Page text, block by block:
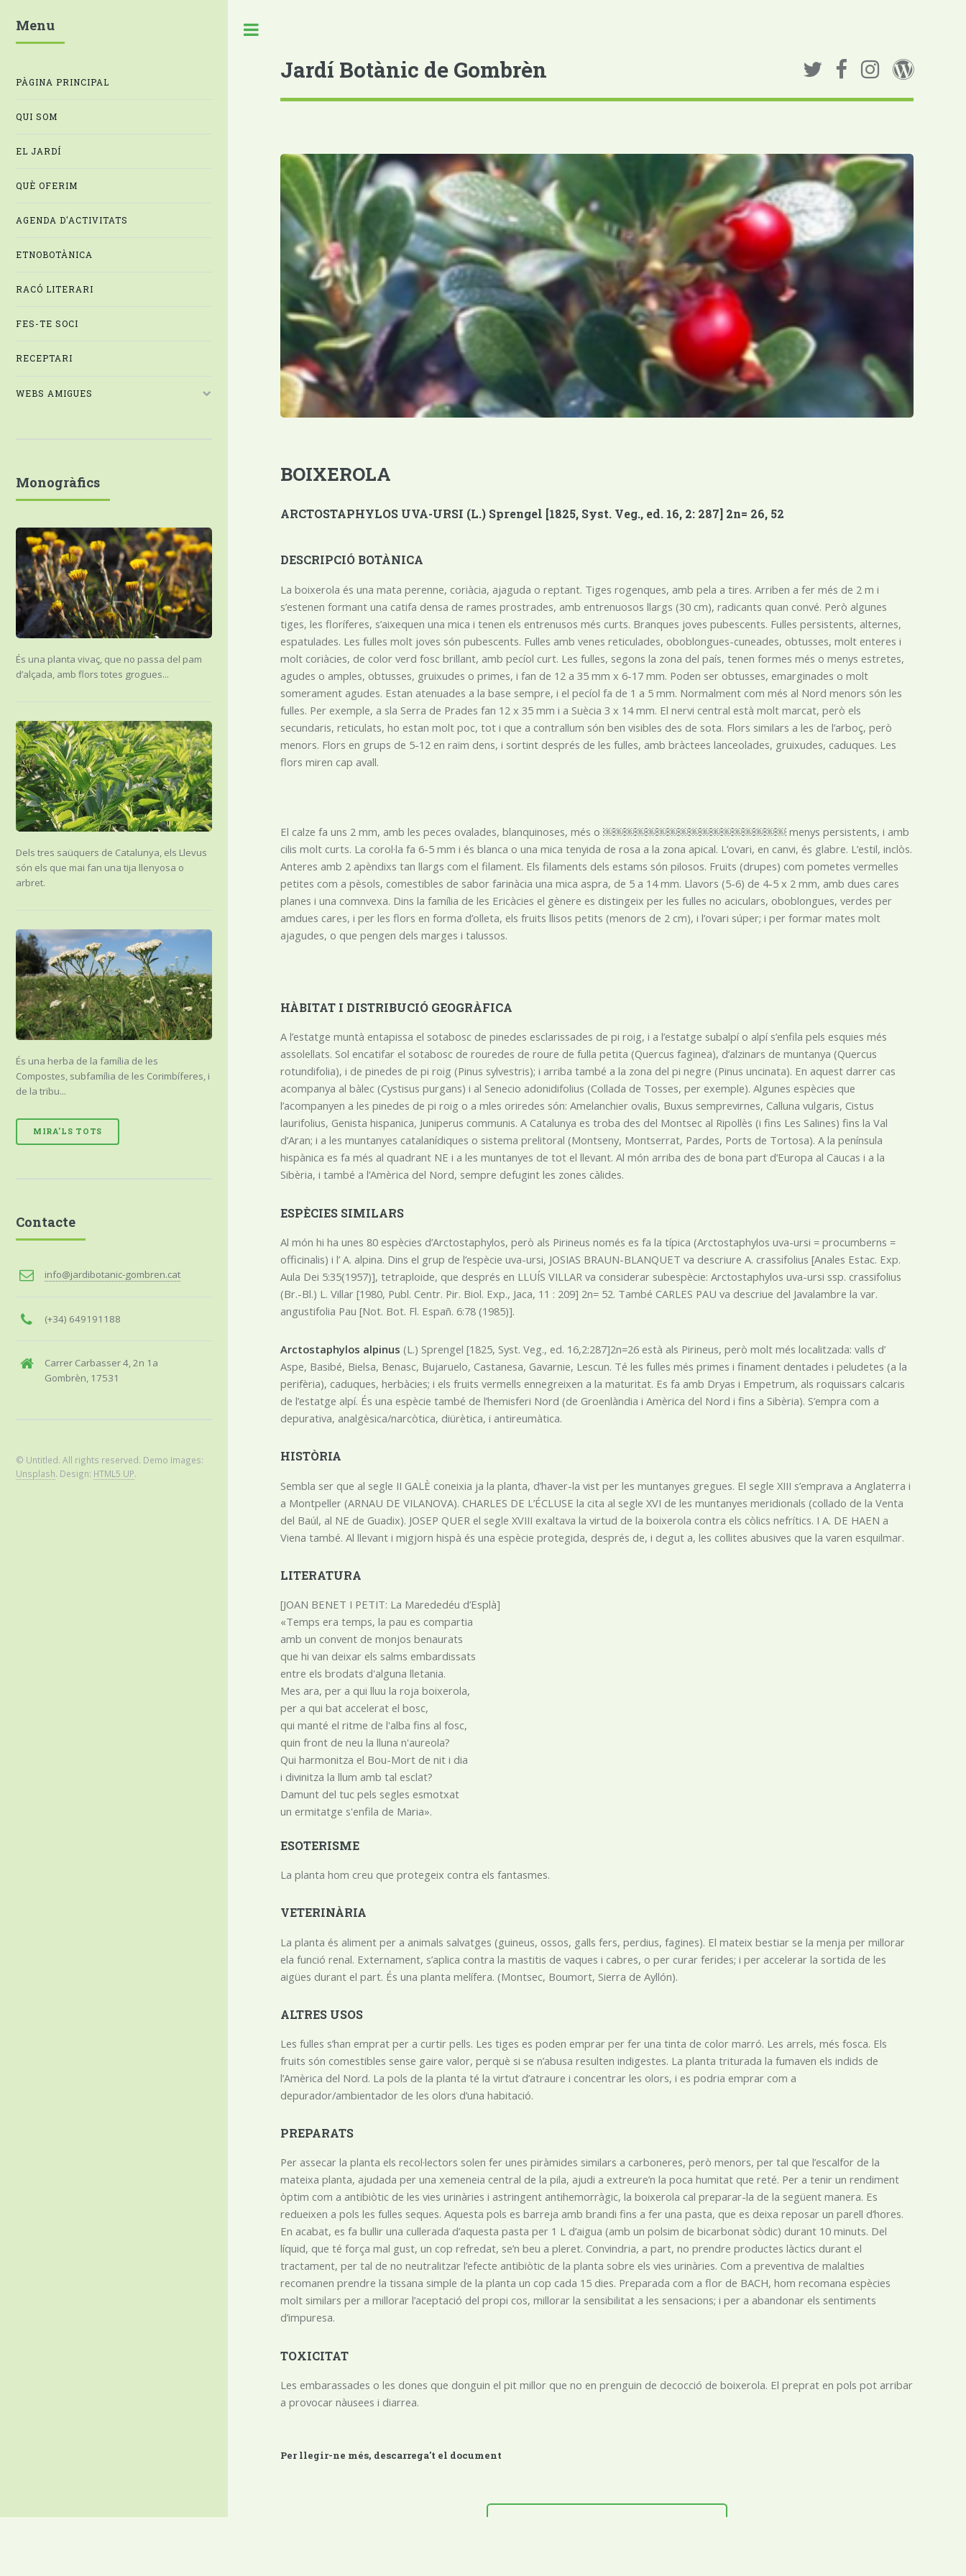
Jardí Botànic de Gombrèn
BOIXEROLA
ARCTOSTAPHYLOS UVA-URSI (L.) Sprengel [1825, Syst. Veg., ed. 16, 2: 287] 2n= 26, 52
DESCRIPCIÓ BOTÀNICA
La boixerola és una mata perenne, coriàcia, ajaguda o reptant. Tiges rogenques, amb pela a tires. Arriben a fer més de 2 m i
s’estenen formant una catifa densa de rames prostrades, amb entrenuosos llargs (30 cm), radicants quan convé. Però algunes
tiges, les floríferes, s’aixequen una mica i tenen els entrenusos més curts. Branques joves pubescents. Fulles persistents, alternes,
espatulades. Les fulles molt joves són pubescents. Fulles amb venes reticulades, oboblongues-cuneades, obtusses, molt enteres i
molt coriàcies, de color verd fosc brillant, amb pecíol curt. Les fulles, segons la zona del país, tenen formes més o menys estretes,
agudes o amples, obtusses, gruixudes o primes, i fan de 12 a 35 mm x 6-17 mm. Poden ser obtusses, emarginades o molt
somerament agudes. Estan atenuades a la base sempre, i el pecíol fa de 1 a 5 mm. Normalment com més al Nord menors són les
fulles. Per exemple, a sla Serra de Prades fan 12 x 35 mm i a Suècia 3 x 14 mm. El nervi central està molt marcat, però els
secundaris, reticulats, ho estan molt poc, tot i que a contrallum són ben visibles des de sota. Flors similars a les de l’arboç, però
menors. Flors en grups de 5-12 en raïm dens, i sortint després de les fulles, amb bràctees lanceolades, gruixudes, caduques. Les
flors miren cap avall.
El calze fa uns 2 mm, amb les peces ovalades, blanquinoses, més o ￼￼￼￼￼￼￼￼￼￼￼￼￼￼￼￼￼ menys persistents, i amb
cilis molt curts. La corol·la fa 6-5 mm i és blanca o una mica tenyida de rosa a la zona apical. L’ovari, en canvi, és glabre. L’estil, inclòs.
Anteres amb 2 apèndixs tan llargs com el filament. Els filaments dels estams són pilosos. Fruits (drupes) com pometes vermelles
petites com a pèsols, comestibles de sabor farinàcia una mica aspra, de 5 a 14 mm. Llavors (5-6) de 4-5 x 2 mm, amb dues cares
planes i una comnvexa. Dins la família de les Ericàcies el gènere es distingeix per les fulles no aciculars, oboblongues, verdes per
amdues cares, i per les flors en forma d’olleta, els fruits llisos petits (menors de 2 cm), i l’ovari súper; i per formar mates molt
ajagudes, o que pengen dels marges i talussos.
HÀBITAT I DISTRIBUCIÓ GEOGRÀFICA
A l’estatge muntà entapissa el sotabosc de pinedes esclarissades de pi roig, i a l’estatge subalpí o alpí s’enfila pels esquies més
assolellats. Sol encatifar el sotabosc de rouredes de roure de fulla petita (Quercus faginea), d’alzinars de muntanya (Quercus
rotundifolia), i de pinedes de pi roig (Pinus sylvestris); i arriba també a la zona del pi negre (Pinus uncinata). En aquest darrer cas
acompanya al bàlec (Cystisus purgans) i al Senecio adonidifolius (Collada de Tosses, per exemple). Algunes espècies que
l’acompanyen a les pinedes de pi roig o a mles oriredes són: Amelanchier ovalis, Buxus semprevirnes, Calluna vulgaris, Cistus
laurifolius, Genista hispanica, Juniperus communis. A Catalunya es troba des del Montsec al Ripollès (i fins Les Salines) fins la Val
d’Aran; i a les muntanyes catalanídiques o sistema prelitoral (Montseny, Montserrat, Pardes, Ports de Tortosa). A la península
hispànica es fa més al quadrant NE i a les muntanyes de tot el llevant. Al món arriba des de bona part d’Europa al Caucas i a la
Sibèria, i també a l’Amèrica del Nord, sempre defugint les zones càlides.
ESPÈCIES SIMILARS
Al món hi ha unes 80 espècies d’Arctostaphylos, però als Pirineus només es fa la típica (Arctostaphylos uva-ursi = procumberns =
officinalis) i l’ A. alpina. Dins el grup de l’espècie uva-ursi, JOSIAS BRAUN-BLANQUET va descriure A. crassifolius [Anales Estac. Exp.
Aula Dei 5:35(1957)], tetraploide, que després en LLUÍS VILLAR va considerar subespècie: Arctostaphylos uva-ursi ssp. crassifolius
(Br.-Bl.) L. Villar [1980, Publ. Centr. Pir. Biol. Exp., Jaca, 11 : 209] 2n= 52. També CARLES PAU va descriue del Javalambre la var.
angustifolia Pau [Not. Bot. Fl. Españ. 6:78 (1985)].
Arctostaphylos alpinus (L.) Sprengel [1825, Syst. Veg., ed. 16,2:287]2n=26 està als Pirineus, però molt més localitzada: valls d’
Aspe, Basibé, Bielsa, Benasc, Bujaruelo, Castanesa, Gavarnie, Lescun. Té les fulles més primes i finament dentades i peludetes (a la
perifèria), caduques, herbàcies; i els fruits vermells ennegreixen a la maturitat. Es fa amb Dryas i Empetrum, als roquissars calcaris
de l’estatge alpí. És una espècie també de l’hemisferi Nord (de Groenlàndia i Amèrica del Nord i fins a Sibèria). S’empra com a
depurativa, analgèsica/narcòtica, diürètica, i antireumàtica.
HISTÒRIA
Sembla ser que al segle II GALÈ coneixia ja la planta, d’haver-la vist per les muntanyes gregues. El segle XIII s’emprava a Anglaterra i
a Montpeller (ARNAU DE VILANOVA). CHARLES DE L’ÉCLUSE la cita al segle XVI de les muntanyes meridionals (collado de la Venta
del Baúl, al NE de Guadix). JOSEP QUER el segle XVIII exaltava la virtud de la boixerola contra els còlics nefrítics. I A. DE HAEN a
Viena també. Al llevant i migjorn hispà és una espècie protegida, després de, i degut a, les collites abusives que la varen esquilmar.
LITERATURA
[JOAN BENET I PETIT: La Marededéu d’Esplà]
«Temps era temps, la pau es compartia
amb un convent de monjos benaurats
que hi van deixar els salms embardissats
entre els brodats d'alguna lletania.
Mes ara, per a qui lluu la roja boixerola,
per a qui bat accelerat el bosc,
qui manté el ritme de l'alba fins al fosc,
quin front de neu la lluna n'aureola?
Qui harmonitza el Bou-Mort de nit i dia
i divinitza la llum amb tal esclat?
Damunt del tuc pels segles esmotxat
un ermitatge s'enfila de Maria».
ESOTERISME
La planta hom creu que protegeix contra els fantasmes.
VETERINÀRIA
La planta és aliment per a animals salvatges (guineus, ossos, galls fers, perdius, fagines). El mateix bestiar se la menja per millorar
ela funció renal. Externament, s’aplica contra la mastitis de vaques i cabres, o per curar ferides; i per accelerar la sortida de les
aigües durant el part. És una planta melífera. (Montsec, Boumort, Sierra de Ayllón).
ALTRES USOS
Les fulles s’han emprat per a curtir pells. Les tiges es poden emprar per fer una tinta de color marró. Les arrels, més fosca. Els
fruits són comestibles sense gaire valor, perquè si se n’abusa resulten indigestes. La planta triturada la fumaven els indids de
l’Amèrica del Nord. La pols de la planta té la virtut d’atraure i concentrar les olors, i es podria emprar com a
depurador/ambientador de les olors d’una habitació.
PREPARATS
Per assecar la planta els recol·lectors solen fer unes piràmides similars a carboneres, però menors, per tal que l’escalfor de la
mateixa planta, ajudada per una xemeneia central de la pila, ajudi a extreure’n la poca humitat que reté. Per a tenir un rendiment
òptim com a antibiòtic de les vies urinàries i astringent antihemorràgic, la boixerola cal preparar-la de la següent manera. Es
redueixen a pols les fulles seques. Aquesta pols es barreja amb brandi fins a fer una pasta, que es deixa reposar un parell d’hores.
En acabat, es fa bullir una cullerada d’aquesta pasta per 1 L d’aigua (amb un polsim de bicarbonat sòdic) durant 10 minuts. Del
líquid, que té força mal gust, un cop refredat, se’n beu a pleret. Convindria, a part, no prendre productes làctics durant el
tractament, per tal de no neutralitzar l’efecte antibiòtic de la planta sobre els vies urinàries. Com a preventiva de malalties
recomanen prendre la tissana simple de la planta un cop cada 15 dies. Preparada com a flor de BACH, hom recomana espècies
molt similars per a millorar l’aceptació del propi cos, millorar la sensibilitat a les sensacions; i per a abandonar els sentiments
d’impuresa.
TOXICITAT
Les embarassades o les dones que donguin el pit millor que no en prenguin de decocció de boixerola. El preprat en pols pot arribar
a provocar nàusees i diarrea.
Per llegir-ne més, descarrega't el document
Menu
PÀGINA PRINCIPAL
QUI SOM
EL JARDÍ
QUÈ OFERIM
AGENDA D'ACTIVITATS
ETNOBOTÀNICA
RACÓ LITERARI
FES-TE SOCI
RECEPTARI
WEBS AMIGUES
Monogràfics
És una planta vivaç, que no passa del pam
d’alçada, amb flors totes grogues...
Dels tres saüquers de Catalunya, els Llevus
són els que mai fan una tija llenyosa o
arbret.
És una herba de la família de les
Compostes, subfamília de les Corimbíferes, i
de la tribu...
MIRA'LS TOTS
Contacte
info@jardibotanic-gombren.cat
(+34) 649191188
Carrer Carbasser 4, 2n 1a
Gombrèn, 17531
© Untitled. All rights reserved. Demo Images:
Unsplash. Design: HTML5 UP.